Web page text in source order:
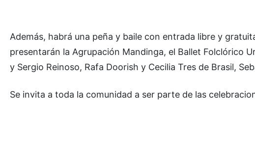
Además, habrá una peña y baile con entrada libre y
presentarán la Agrupación Mandinga, el Ballet Folclórico
y Sergio Reinoso, Rafa Doorish y Cecilia Tres de Brasil,
Se invita a toda la comunidad a ser parte de las